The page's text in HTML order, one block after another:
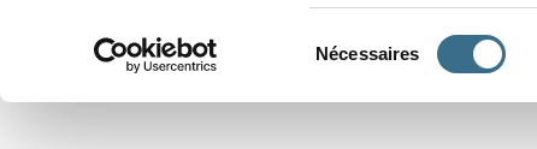
Nécessaires